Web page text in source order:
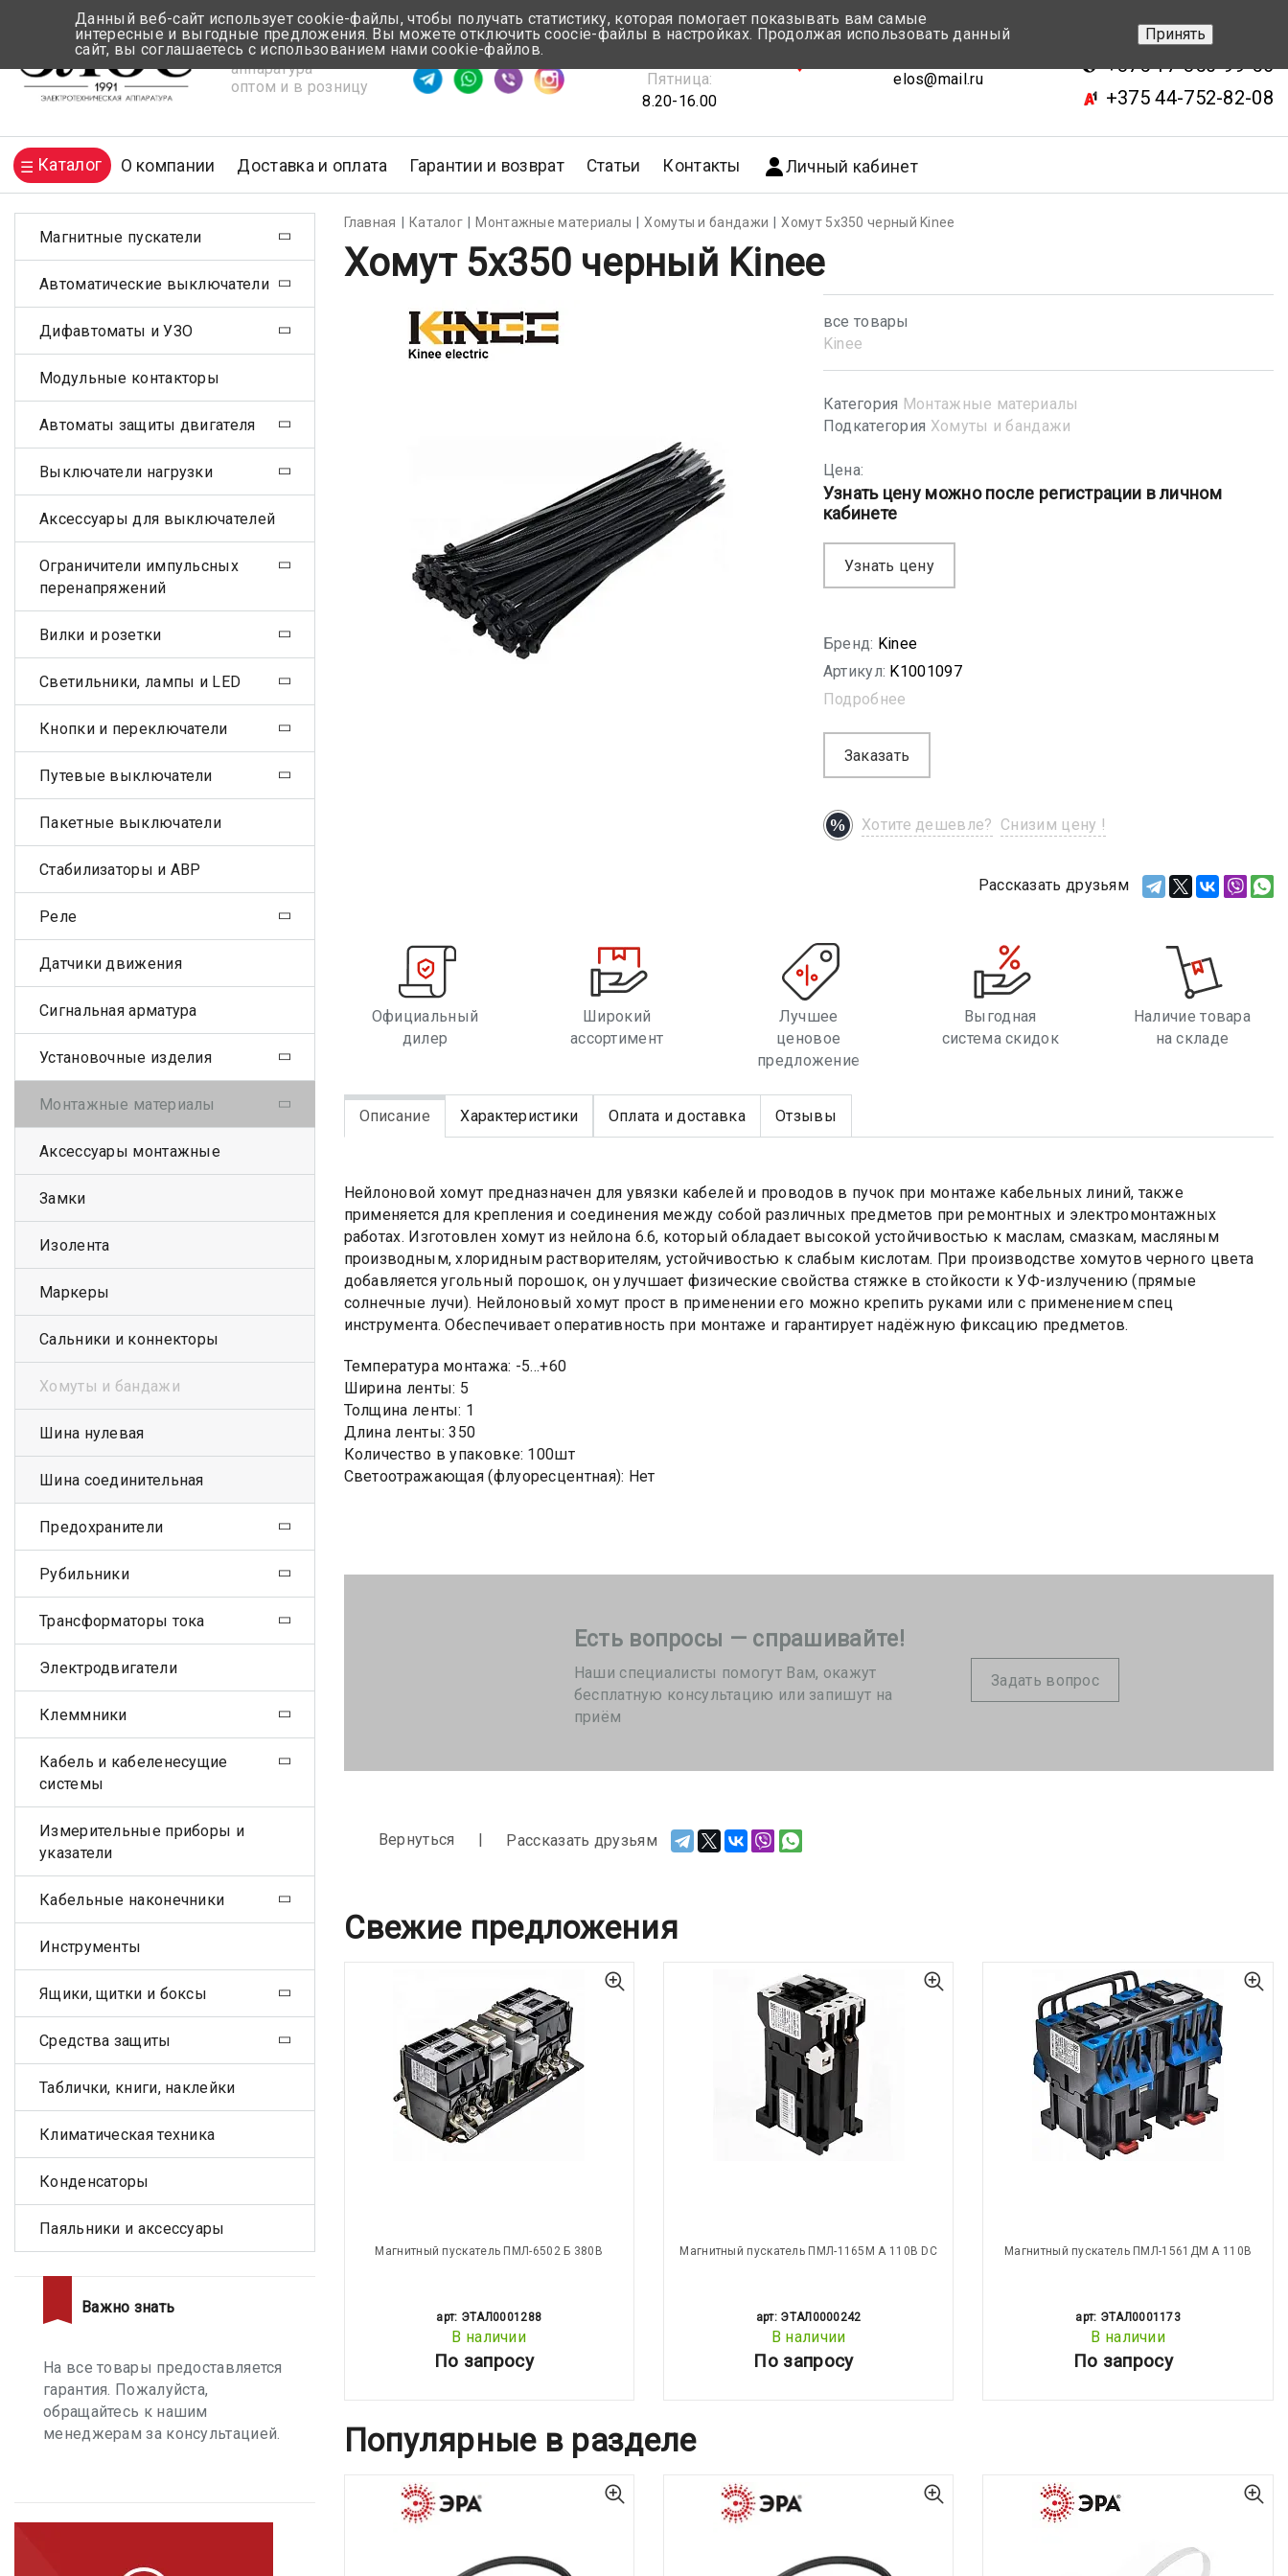
Электротехническая
аппаратура
оптом и в розницу
Время ответа ≈ 5 мин
Понедельник-Четверг:
Пятница:
8.20-16.00
elos@mail.ru
+375 17-343-46-70
+375 17-350-99-56
+375 44-752-82-08
Каталог О компании Доставка и оплата Гарантии и возврат Статьи Контакты Личный кабинет
Главная Каталог Монтажные материалы Хомуты и бандажи Хомут 5х350 черный Kinee
Хомут 5х350 черный Kinee
все товары
Kinee
Категория Монтажные материалы
Подкатегория Хомуты и бандажи
Цена:
Узнать цену можно после регистрации в личном
кабинете
Узнать цену
Бренд: Kinee
Артикул: K1001097
Подробнее
Заказать
Хотите дешевле? Снизим цену !
Рассказать друзьям
Официальный
дилер
Широкий
ассортимент
Лучшее
ценовое
предложение
Выгодная
система скидок
Наличие товара
на складе
Описание Характеристики Оплата и доставка Отзывы
Нейлоновой хомут предназначен для увязки кабелей и проводов в пучок при монтаже кабельных линий, также
применяется для крепления и соединения между собой различных предметов при ремонтных и электромонтажных
работах. Изготовлен хомут из нейлона 6.6, который обладает высокой устойчивостью к маслам, смазкам, масляным
производным, хлоридным растворителям, устойчивостью к слабым кислотам. При производстве хомутов черного цвета
добавляется угольный порошок, он улучшает физические свойства стяжке в стойкости к УФ-излучению (прямые
солнечные лучи). Нейлоновый хомут прост в применении его можно крепить руками или с применением спец
инструмента. Обеспечивает оперативность при монтаже и гарантирует надёжную фиксацию предметов.
Температура монтажа: -5...+60
Ширина ленты: 5
Толщина ленты: 1
Длина ленты: 350
Количество в упаковке: 100шт
Светоотражающая (флуоресцентная): Нет
Есть вопросы — спрашивайте!
Наши специалисты помогут Вам, окажут
бесплатную консультацию или запишут на
приём
Задать вопрос
Вернуться Рассказать друзьям
Свежие предложения
Магнитный пускатель ПМЛ-6502 Б 380В
арт: ЭТАЛ0001288
В наличии
По запросу
Магнитный пускатель ПМЛ-1165М А 110В DC
арт: ЭТАЛ0000242
В наличии
По запросу
Магнитный пускатель ПМЛ-1561ДМ А 110В
арт: ЭТАЛ0001173
В наличии
По запросу
Популярные в разделе
Магнитные пускатели
Автоматические выключатели
Дифавтоматы и УЗО
Модульные контакторы
Автоматы защиты двигателя
Выключатели нагрузки
Аксессуары для выключателей
Ограничители импульсных
перенапряжений
Вилки и розетки
Светильники, лампы и LED
Кнопки и переключатели
Путевые выключатели
Пакетные выключатели
Стабилизаторы и АВР
Реле
Датчики движения
Сигнальная арматура
Установочные изделия
Монтажные материалы
Аксессуары монтажные
Замки
Изолента
Маркеры
Сальники и коннекторы
Хомуты и бандажи
Шина нулевая
Шина соединительная
Предохранители
Рубильники
Трансформаторы тока
Электродвигатели
Клеммники
Кабель и кабеленесущие
системы
Измерительные приборы и
указатели
Кабельные наконечники
Инструменты
Ящики, щитки и боксы
Средства защиты
Таблички, книги, наклейки
Климатическая техника
Конденсаторы
Паяльники и аксессуары
Важно знать
На все товары предоставляется
гарантия. Пожалуйста,
обращайтесь к нашим
менеджерам за консультацией.
Данный веб-сайт использует cookie-файлы, чтобы получать статистику, которая помогает показывать вам самые
интересные и выгодные предложения. Вы можете отключить coocie-файлы в настройках. Продолжая использовать данный
сайт, вы соглашаетесь с использованием нами cookie-файлов.
Принять